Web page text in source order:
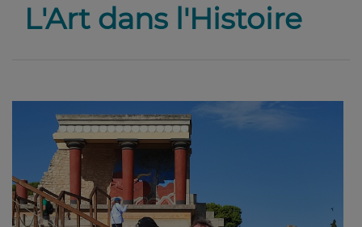
L'Art dans l'Histoire